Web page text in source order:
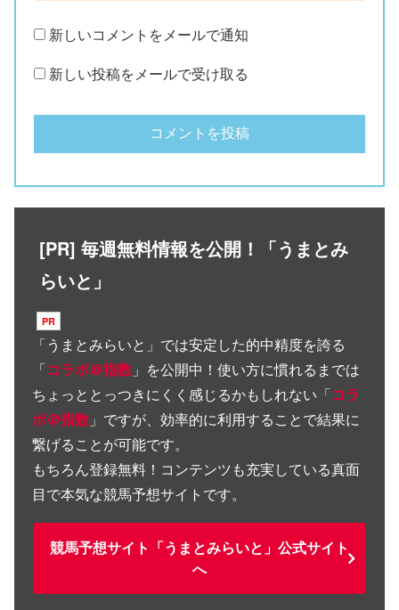
新しいコメントをメールで通知
新しい投稿をメールで受け取る
[PR] 毎週無料情報を公開！「うまとみ
らいと」
「うまとみらいと 」では安定した的中精度を誇る
「コラボ＠指数 」を公開中！使い方に慣れるまでは
ちょっととっつきにくく感じるかもしれない「コラ
ボ＠指数 」ですが、効率的に利用することで結果に
繋げることが可能です。
もちろん登録無料！コンテンツも充実している真面
目で本気な競馬予想サイトです。
競馬予想サイト「うまとみらいと」公式サイト
へ